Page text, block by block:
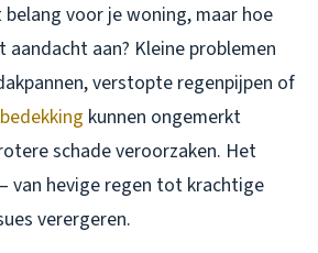
voor je woning, maar hoe
aandacht aan? Kleine problemen
verstopte regenpijpen of
kunnen ongemerkt
schade veroorzaken. Het
van hevige regen tot krachtige
verergeren.